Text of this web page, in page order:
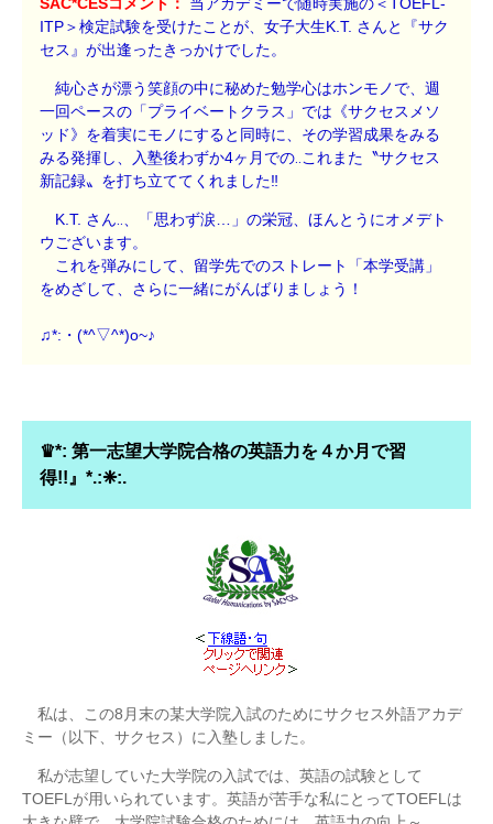
ITP＞検定試験を受けたことが、女子大生K.T. さんと『サク
セス』が出逢ったきっかけでした。
純心さが漂う笑顔の中に秘めた勉学心はホンモノで、週
一回ペースの「プライベートクラス」では《サクセスメソ
ッド》を着実にモノにすると同時に、その学習成果をみる
みる発揮し、入塾後わずか4ヶ月での‥これまた〝サクセス
新記録〟を打ち立ててくれました‼
K.T. さん‥、「思わず涙…」の栄冠、ほんとうにオメデト
ウございます。
これを弾みにして、留学先でのストレート「本学受講」
をめざして、さらに一緒にがんばりましょう！
♫*:・(*^▽^*)o~♪
♛*: 第一志望大学院合格の英語力を４か月で習
得!!』*.:❈:.
私は、この8月末の某大学院入試のためにサクセス外語アカデ
ミー（以下、サクセス）に入塾しました。
私が志望していた大学院の入試では、英語の試験として
TOEFLが用いられています。英語が苦手な私にとってTOEFLは